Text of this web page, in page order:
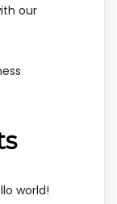
our
world!